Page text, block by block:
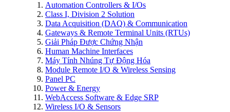
Automation Controllers & I/Os
Class I, Division 2 Solution
Data Acquisition (DAQ) & Communication
Gateways & Remote Terminal Units (RTUs)
Giải Pháp Được Chứng Nhận
Human Machine Interfaces
Máy Tính Nhúng Tự Động Hóa
Module Remote I/O & Wireless Sensing
Panel PC
Power & Energy
WebAccess Software & Edge SRP
Wireless I/O & Sensors